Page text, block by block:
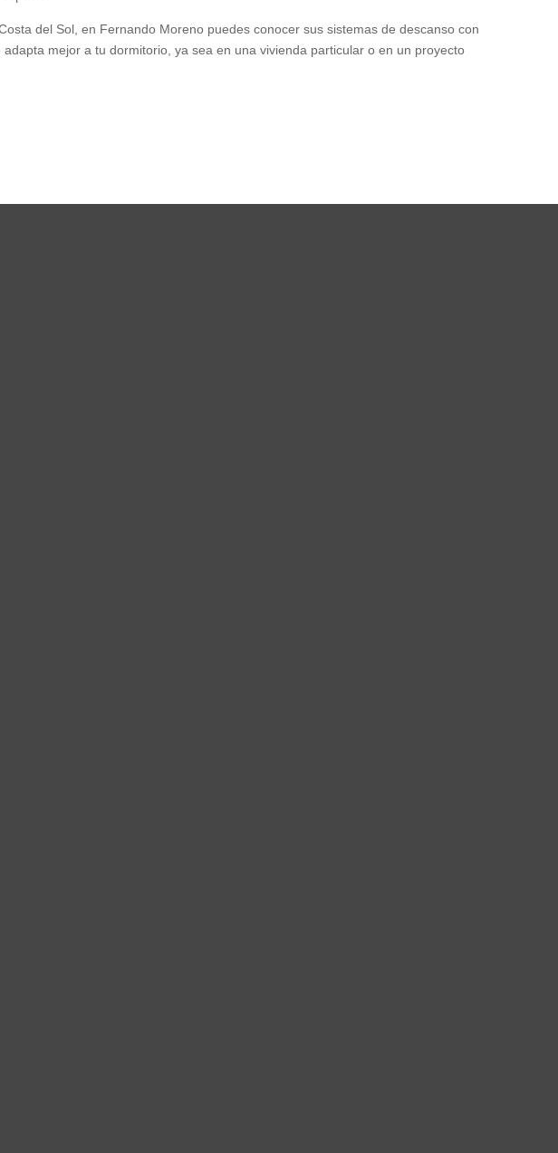
del Sol, en Fernando Moreno puedes conocer sus sistemas de descanso con
mejor a tu dormitorio, ya sea en una vivienda particular o en un proyecto